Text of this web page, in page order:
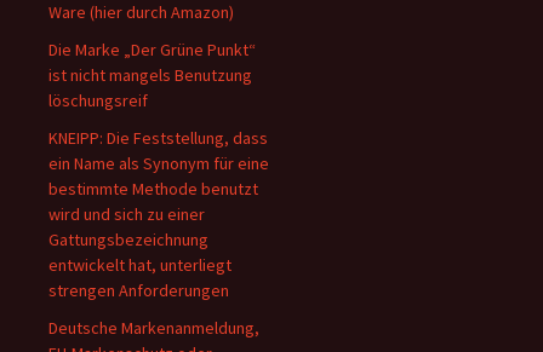
Ware (hier durch Amazon)
Die Marke „Der Grüne Punkt“
ist nicht mangels Benutzung
löschungsreif
KNEIPP: Die Feststellung, dass
ein Name als Synonym für eine
bestimmte Methode benutzt
wird und sich zu einer
Gattungsbezeichnung
entwickelt hat, unterliegt
strengen Anforderungen
Deutsche Markenanmeldung,